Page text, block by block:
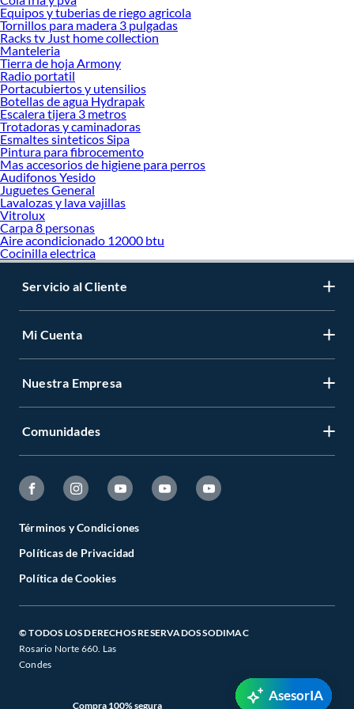
Equipos y tuberias de riego agricola
Tornillos para madera 3 pulgadas
Racks tv Just home collection
Manteleria
Tierra de hoja Armony
Radio portatil
Portacubiertos y utensilios
Botellas de agua Hydrapak
Escalera tijera 3 metros
Trotadoras y caminadoras
Esmaltes sinteticos Sipa
Pintura para fibrocemento
Mas accesorios de higiene para perros
Audifonos Yesido
Juguetes General
Lavalozas y lava vajillas
Vitrolux
Carpa 8 personas
Aire acondicionado 12000 btu
Cocinilla electrica
Servicio al Cliente
Mi Cuenta
Nuestra Empresa
Comunidades
Términos y Condiciones
Políticas de Privacidad
Política de Cookies
© TODOS LOS DERECHOS RESERVADOS SODIMAC
Rosario Norte 660. Las
Condes
Compra 100% segura
AsesorIA